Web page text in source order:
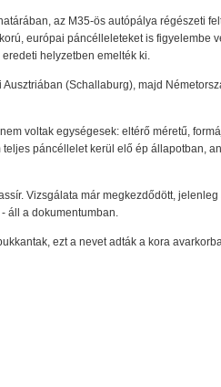
az M35-ös autópálya régészeti
európai páncélleleteket is figyelembe
helyzetben emelték ki.
(Schallaburg), majd
voltak egységesek: eltérő méretű,
páncéllelet kerül elő ép állapotban,
Vizsgálata már megkezdődött,
áll a dokumentumban.
ezt a nevet adták a kora